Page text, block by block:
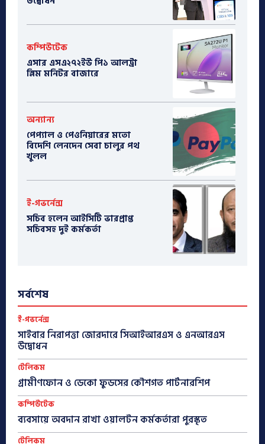
কম্পিউটেক
এসার এসএ২৭২ইউ পি১ আলট্রা
স্লিম মনিটর বাজারে
অন্যান্য
পেপ্যাল ও পেওনিয়ারের মতো
বিদেশি লেনদেন সেবা চালুর পথ
খুলল
ই-গভর্নেন্স
সচিব হলেন আইসিটি ভারপ্রাপ্ত
সচিবসহ দুই কর্মকর্তা
সর্বশেষ
ই-গভর্নেন্স
সাইবার নিরাপত্তা জোরদারে সিআইআরএস ও এনআরএস
উদ্বোধন
টেলিকম
গ্রামীণফোন ও ডেকো ফুডসের কৌশগত পার্টনারশিপ
কম্পিউটেক
ব্যবসায়ে অবদান রাখা ওয়ালটন কর্মকর্তারা পুরস্কৃত
টেলিকম